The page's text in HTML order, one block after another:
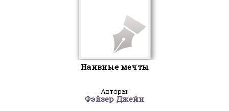
Наивные мечты
Авторы:
Фэйзер Джейн